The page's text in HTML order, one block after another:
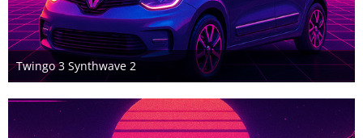
Twingo 3 Synthwave 2
19. Dezember 2025